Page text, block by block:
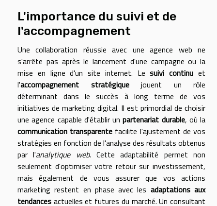
L'importance du suivi et de
l'accompagnement
Une collaboration réussie avec une agence web ne
s'arrête pas après le lancement d'une campagne ou la
mise en ligne d'un site internet. Lesuivi continu et
l'accompagnement stratégiquejouent un rôle
déterminant dans le succès à long terme de vos
initiatives de marketing digital. Il est primordial de choisir
une agence capable d'établir unpartenariat durable, où la
communication transparente facilite l'ajustement de vos
stratégies en fonction de l'analyse des résultats obtenus
par l'analytique web. Cette adaptabilité permet non
seulement d'optimiser votre retour sur investissement,
mais également de vous assurer que vos actions
marketing restent en phase avec les adaptations aux
tendances actuelles et futures du marché. Un consultant